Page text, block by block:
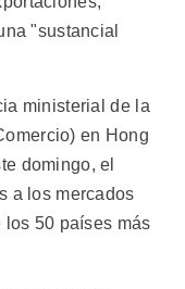
"sustancial
ministerial de la
en Hong
domingo, el
a los mercados
50 países más